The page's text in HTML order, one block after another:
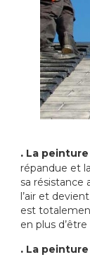
. La
répandue et
sa résistance
l’air et
est
en plus
. La